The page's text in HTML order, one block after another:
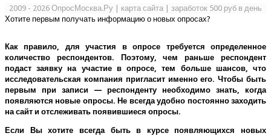
2009 - 2026 ОпросМосква.Ру карта сайта
заработок 500 руб в день
Хотите первым получать информацию о новых опросах?
Как правило, для участия в опросе требуется определенное
количество респондентов. Поэтому, чем раньше респондент
подаст заявку на участие в опросе, тем больше шансов, что
исследовательская компания пригласит именно его.Чтобы быть
первым при записи — респонденту необходимо знать, когда
появляются новые опросы. Не всегда удобно постоянно заходить
на сайт и отслеживать появившиеся опросы.
Если Вы хотите всегда быть в курсе появляющихся новых